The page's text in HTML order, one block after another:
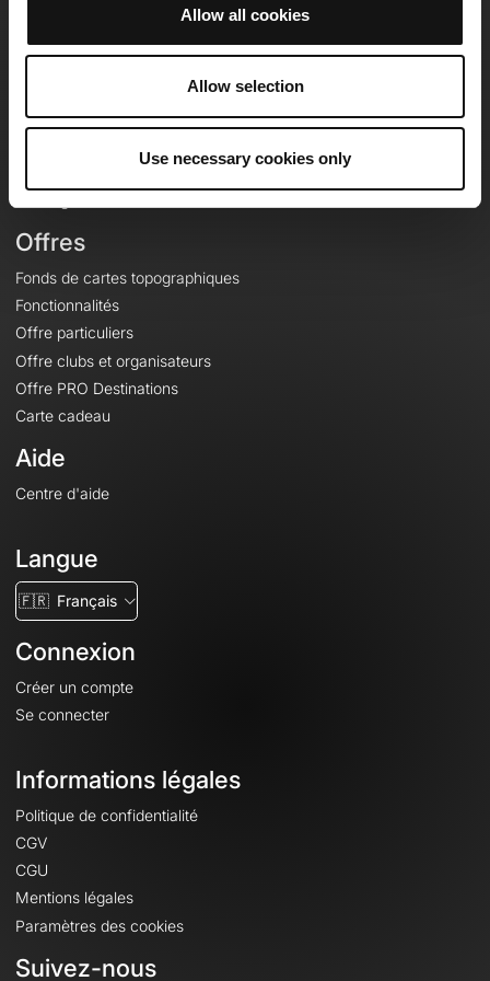
Allow all cookies
Allow selection
Use necessary cookies only
OpenRunner
Carrières
Offres
Fonds de cartes topographiques
Fonctionnalités
Offre particuliers
Offre clubs et organisateurs
Offre PRO Destinations
Carte cadeau
Aide
Centre d'aide
Langue
🇫🇷 Français
Connexion
Créer un compte
Se connecter
Informations légales
Politique de confidentialité
CGV
CGU
Mentions légales
Paramètres des cookies
Suivez-nous